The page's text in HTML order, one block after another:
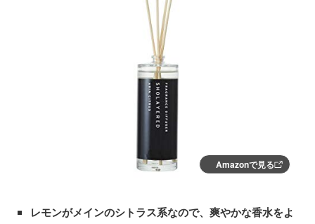
Amazonで見る
レモンがメインのシトラス系なので、爽やかな香水をよ